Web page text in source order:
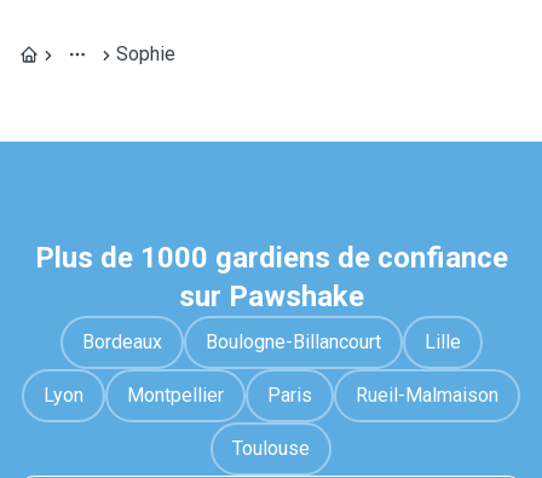
Sophie
Plus de 1000 gardiens de confiance
sur Pawshake
Bordeaux Boulogne-Billancourt Lille
Lyon Montpellier Paris Rueil-Malmaison
Toulouse